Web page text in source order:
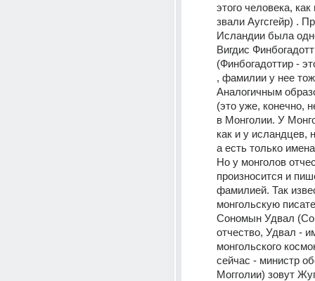
этого человека, как
звали Аугсгейр) .
Исландии была
Вигдис
(Финбогадоттир -
, фамилии у нее
Аналогичным
(это уже, конечно,
в Монголии. У
как и у исландцев,
а есть только
Но у монголов
произносится и
фамилией. Так
монгольскую
Сономын Удвал
отчество, Удвал -
монгольского
сейчас - министр
Могголии) зовут